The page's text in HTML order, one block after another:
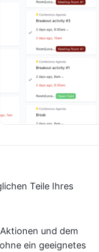
Teile Ihres
und dem
ein geeignetes